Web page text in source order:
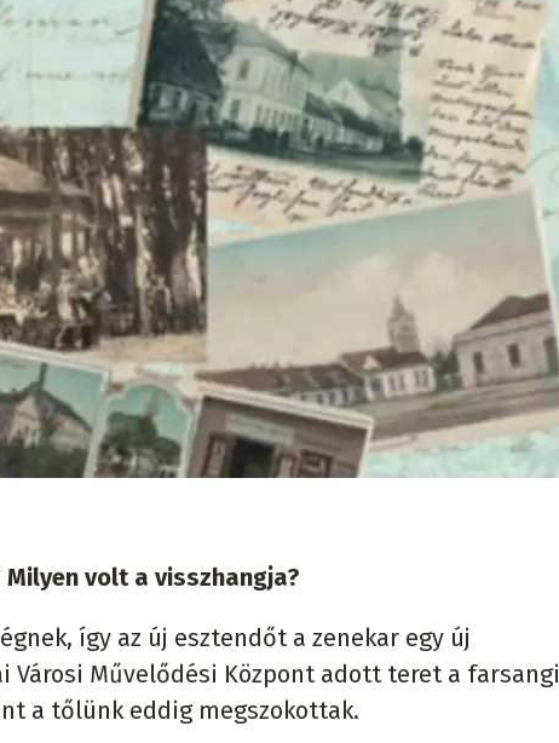
volt a visszhangja?
így az új esztendőt a zenekar egy új
Művelődési Központ adott teret a farsangi
a tőlünk eddig megszokottak.